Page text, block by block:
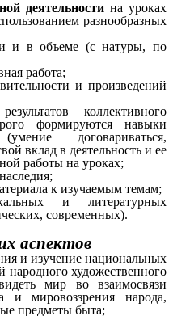
деятельности на уроках
разнообразных
и в объеме (с натуры, по
работа;
и произведений
коллективного
формируются навыки
договариваться,
вклад в деятельность и ее
работы на уроках;
к изучаемым темам;
и литературных
современных).
аспектов
и изучение национальных
народного художественного
мир во взаимосвязи
и мировоззрения народа,
предметы быта;